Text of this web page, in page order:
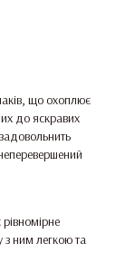
що охоплює
до яскравих
рівномірне
з ним легкою та